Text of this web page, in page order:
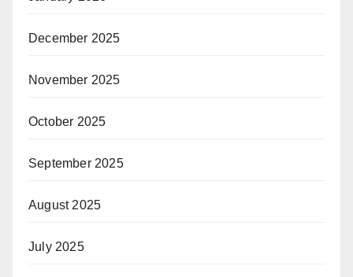
December 2025
November 2025
October 2025
September 2025
August 2025
July 2025